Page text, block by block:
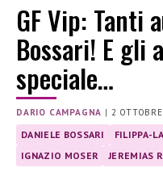
GF Vip: Tanti
Bossari! E gli
speciale…
DARIO CAMPAGNA | 2
DANIELE BOSSARI FILIPPA-
IGNAZIO MOSER
JEREMIAS